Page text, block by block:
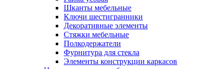
Шканты мебельные
Ключи шестигранники
Декоративные элементы
Стяжки мебельные
Полкодержатели
Фурнитура для стекла
Элементы конструкции каркасов